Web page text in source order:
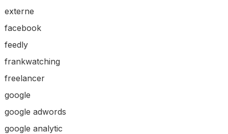
externe
facebook
feedly
frankwatching
freelancer
google
google adwords
google analytic